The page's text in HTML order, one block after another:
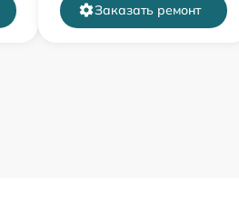
Заказать ремонт